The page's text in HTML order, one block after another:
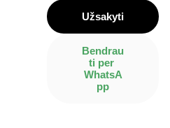
Užsakyti
Bendrau
ti per
WhatsA
pp